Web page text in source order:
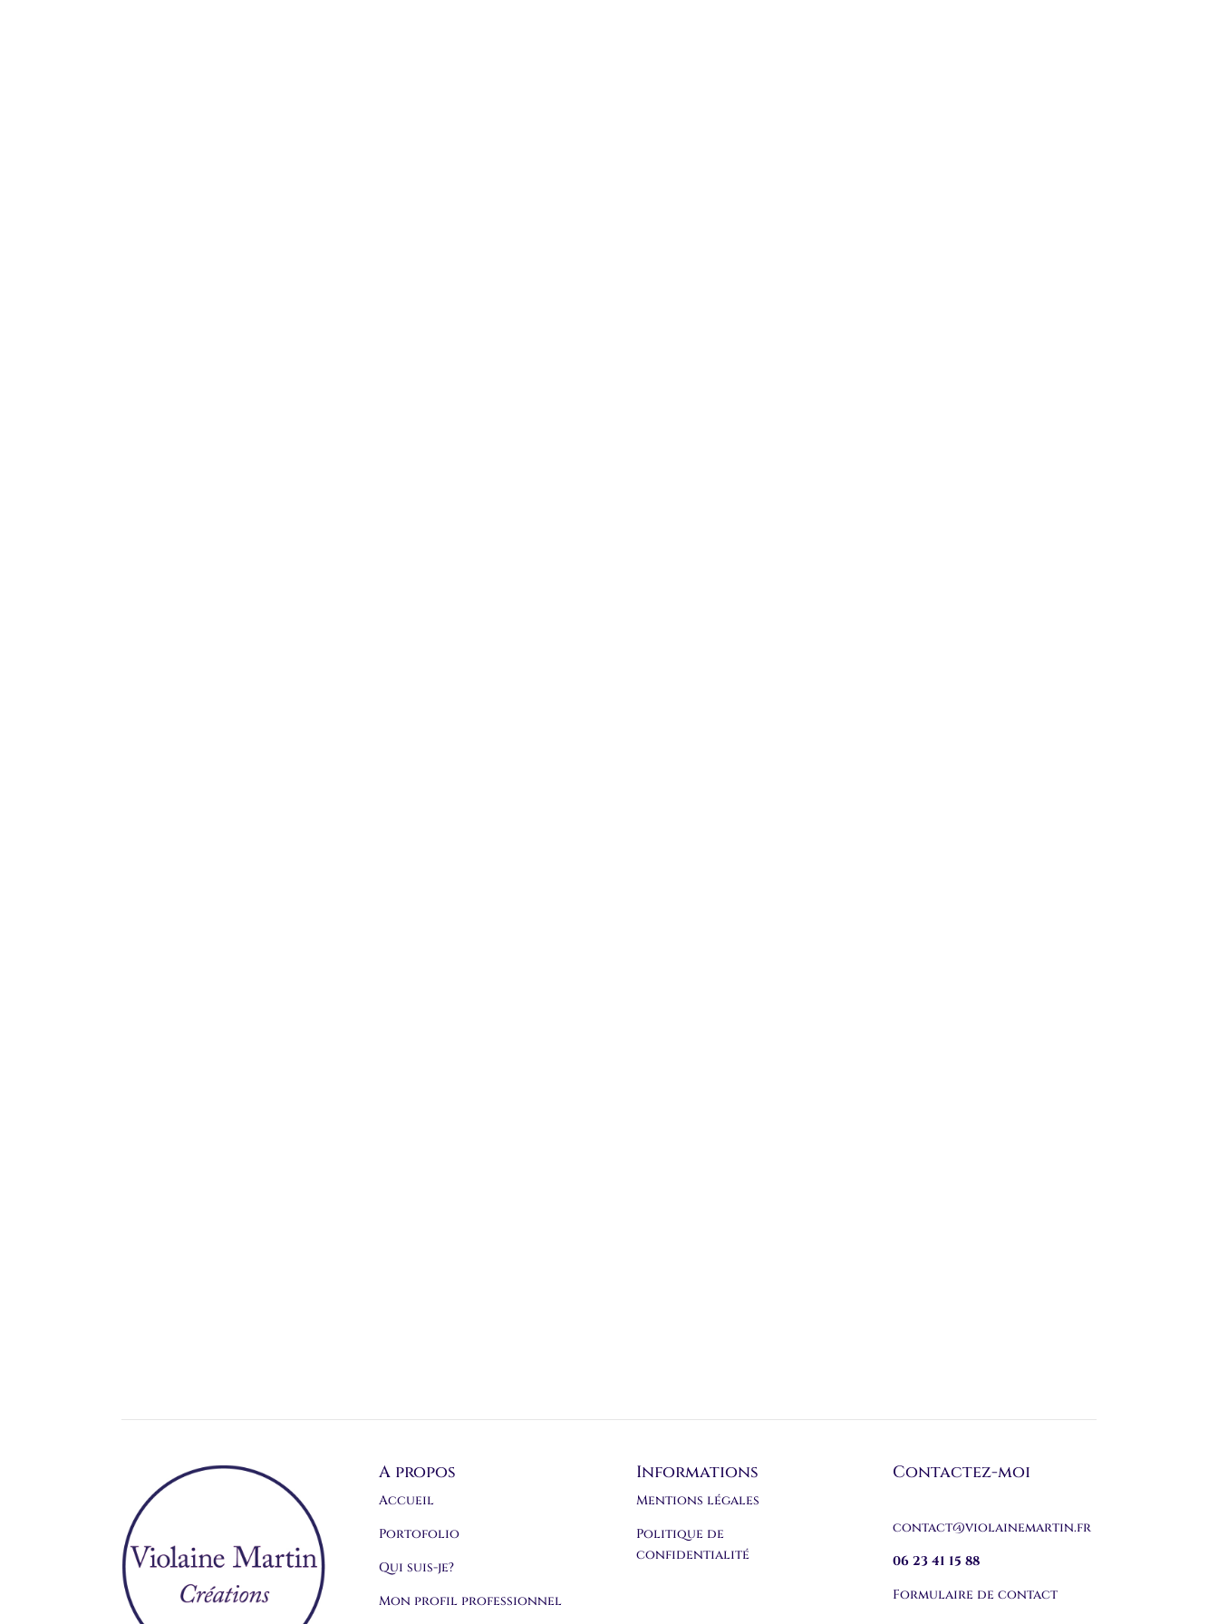
A propos
Accueil
Portofolio
Qui suis-je?
Mon profil professionnel
Informations
Mentions légales
Politique de
confidentialité
Contactez-moi
contact@violainemartin.fr
06 23 41 15 88
Formulaire de contact